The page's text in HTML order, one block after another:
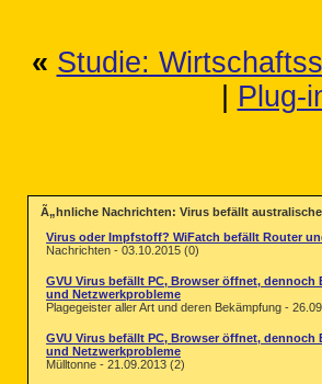
« Studie:
Plug-
Ã„hnliche Nachrichten: Virus befällt
Virus oder Impfstoff? WiFatch befällt Router
Nachrichten - 03.10.2015 (0)
GVU Virus befällt PC, Browser öffnet, dennoch
und Netzwerkprobleme
Plagegeister aller Art und deren Bekämpfung -
GVU Virus befällt PC, Browser öffnet, dennoch
und Netzwerkprobleme
Mülltonne - 21.09.2013 (2)